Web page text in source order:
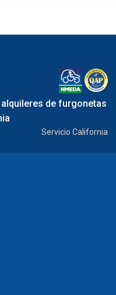
de furgonetas
Servicio California